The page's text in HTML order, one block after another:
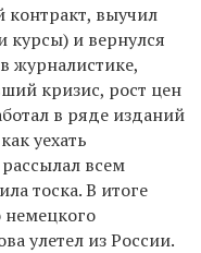
контракт, выучил
курсы) и вернулся
журналистике,
кризис, рост цен
в ряде изданий
уехать
всем
тоска. В итоге
улетел из России.